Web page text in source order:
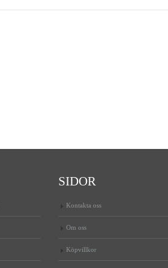
SIDOR
Kontakta oss
Om oss
Köpvillkor